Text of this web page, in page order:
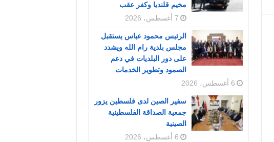
مخيم قلنديا وكفر عقب
7 أغسطس، 2026
الرئيس محمود عباس يستقبل
مجلس بلدية رام الله ويشدد
على دور البلديات في دعم
الصمود وتطوير الخدمات
6 أغسطس، 2026
سفير الصين لدى فلسطين يزور
جمعية الصداقة الفلسطينية
الصينية
6 أغسطس، 2026